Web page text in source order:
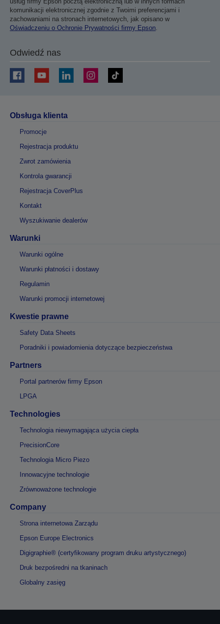
komunikacji elektronicznej zgodnie z Twoimi preferencjami i
zachowaniami na stronach internetowych, jak opisano w
Oświadczeniu o Ochronie Prywatności firmy Epson
Odwiedź nas
Obsługa klienta
Promocje
Rejestracja produktu
Zwrot zamówienia
Kontrola gwarancji
Rejestracja CoverPlus
Kontakt
Wyszukiwanie dealerów
Warunki
Warunki ogólne
Warunki płatności i dostawy
Regulamin
Warunki promocji internetowej
Kwestie prawne
Safety Data Sheets
Poradniki i powiadomienia dotyczące bezpieczeństwa
Partners
Portal partnerów firmy Epson
LPGA
Technologies
Technologia niewymagająca użycia ciepła
PrecisionCore
Technologia Micro Piezo
Innowacyjne technologie
Zrównoważone technologie
Company
Strona internetowa Zarządu
Epson Europe Electronics
Digigraphie® (certyfikowany program druku artystycznego)
Druk bezpośredni na tkaninach
Globalny zasięg